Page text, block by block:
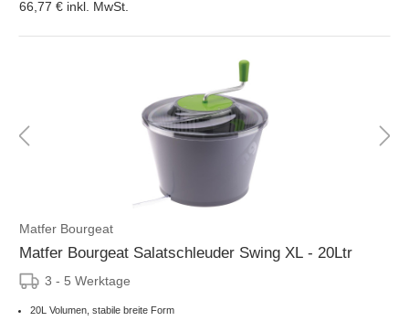
66,77 € inkl. MwSt.
Matfer Bourgeat
Matfer Bourgeat Salatschleuder Swing XL - 20Ltr
3 - 5 Werktage
20L Volumen, stabile breite Form